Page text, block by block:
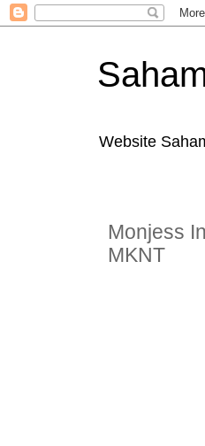
Website
Monjess
MKNT